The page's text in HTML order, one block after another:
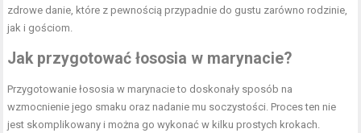
zdrowe danie, które z pewnością przypadnie do gustu zarówno rodzinie,
jak i gościom.
Jak przygotować łososia w marynacie?
Przygotowanie łososia w marynacie to doskonały sposób na
wzmocnienie jego smaku oraz nadanie mu soczystości. Proces ten nie
jest skomplikowany i można go wykonać w kilku prostych krokach.